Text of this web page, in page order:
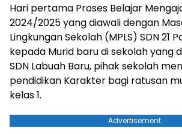
Hari pertama Proses Belajar
2024/2025 yang diawali dengan
Lingkungan Sekolah (MPLS) SDN 21
kepada Murid baru di sekolah yang
SDN Labuah Baru, pihak sekolah
pendidikan Karakter bagi ratusan
kelas 1.
Advertisement